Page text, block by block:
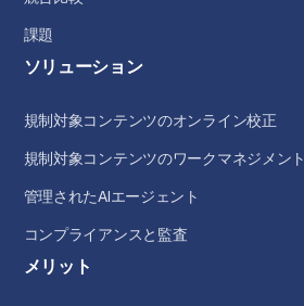
課題
ソリューション
規制対象コンテンツのオンライン校正
規制対象コンテンツのワークマネジメント
管理されたAIエージェント
コンプライアンスと監査
メリット